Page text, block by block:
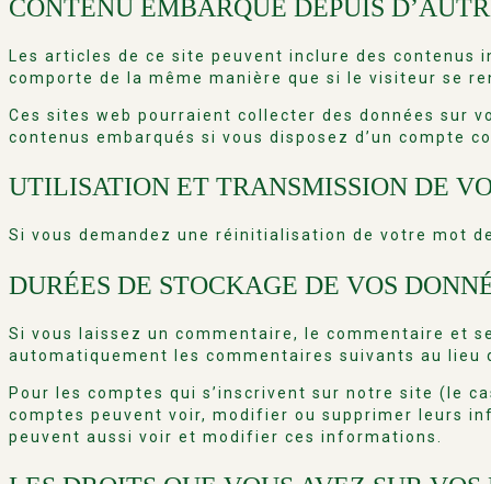
CONTENU EMBARQUÉ DEPUIS
Les articles de ce site peuvent inclure des contenus
comporte de la même manière que si le visiteur se
Ces sites web pourraient collecter des données sur
contenus embarqués si vous disposez d’un compte
UTILISATION ET TRANSMISSION DE
Si vous demandez une réinitialisation de votre mot
DURÉES DE STOCKAGE DE VOS
Si vous laissez un commentaire, le commentaire et
automatiquement les commentaires suivants au
Pour les comptes qui s’inscrivent sur notre site (le
comptes peuvent voir, modifier ou supprimer leurs
peuvent aussi voir et modifier ces informations.